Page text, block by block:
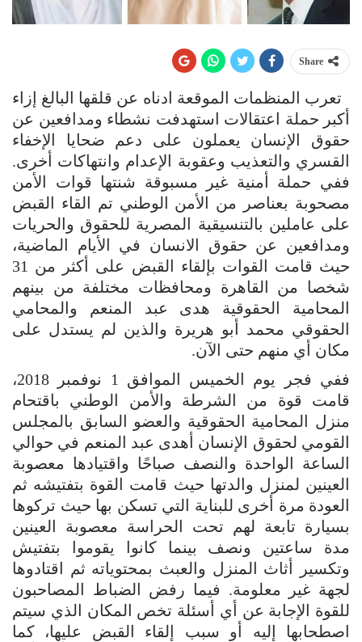
Share
تعرب المنظمات الموقعة ادناه عن قلقها البالغ إزاء
أكبر حملة اعتقالات استهدفت نشطاء ومدافعين عن
حقوق الإنسان يعملون على دعم ضحايا الإخفاء
القسري والتعذيب وعقوبة الإعدام وانتهاكات أخرى.
ففي حملة أمنية غير مسبوقة شنتها قوات الأمن
مصحوبة بعناصر من الأمن الوطني تم القاء القبض
على عاملين بالتنسيقية المصرية للحقوق والحريات
ومدافعين عن حقوق الانسان في الأيام الماضية،
حيث قامت القوات بإلقاء القبض على أكثر من 31
شخصا من القاهرة ومحافظات مختلفة من بينهم
المحامية الحقوقية هدى عبد المنعم والمحامي
الحقوقي محمد أبو هريرة والذين لم يستدل على
مكان أي منهم حتى الآن.
ففي فجر يوم الخميس الموافق 1 نوفمبر 2018،
قامت قوة من الشرطة والأمن الوطني باقتحام
منزل المحامية الحقوقية والعضو السابق بالمجلس
القومي لحقوق الإنسان أهدى عبد المنعم في حوالي
الساعة الواحدة والنصف صباحًا واقتيادها معصوبة
العينين لمنزل والدتها حيث قامت القوة بتفتيشه ثم
العودة مرة أخرى للبناية التي تسكن بها حيث تركوها
بسيارة تابعة لهم تحت الحراسة معصوبة العينين
مدة ساعتين ونصف بينما كانوا يقوموا بتفتيش
وتكسير أثاث المنزل والعبث بمحتوياته ثم اقتادوها
لجهة غير معلومة. فيما رفض الضباط المصاحبون
للقوة الإجابة عن أي أسئلة تخص المكان الذي سيتم
اصطحابها إليه أو سبب إلقاء القبض عليها، كما